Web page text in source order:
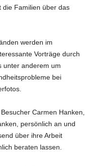
die Familien über das
werden im
Vorträge durch
unter anderem um
bei
Carmen Hanken,
persönlich an und
über ihre Arbeit
beraten lassen.